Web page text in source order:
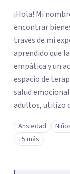
¡Hola! Mi
encontrar
través de mi
aprendido que
empática y un
espacio de
salud
adultos, utilizo
a tus
y brindarte las
tu paz mental.
Ansiedad
+5 más